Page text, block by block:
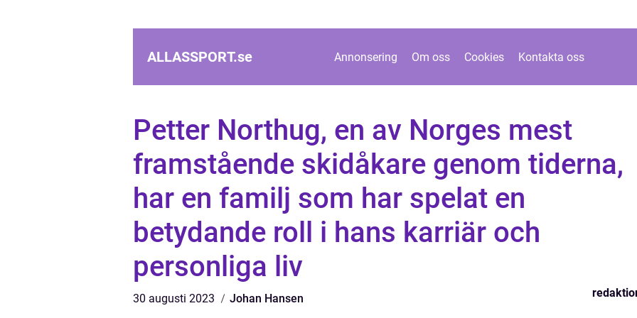
ALLASSPORT.se Annonsering Om oss Cookies Kontakta oss
Petter Northug, en av Norges mest
framstående skidåkare genom tiderna,
har en familj som har spelat en
betydande roll i hans karriär och
personliga liv
30 augusti 2023 Johan Hansen